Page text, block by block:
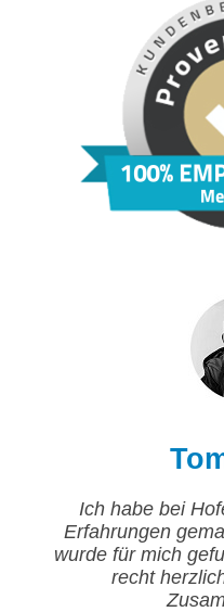
Ich habe bei
Erfahrungen
wurde für mich
recht